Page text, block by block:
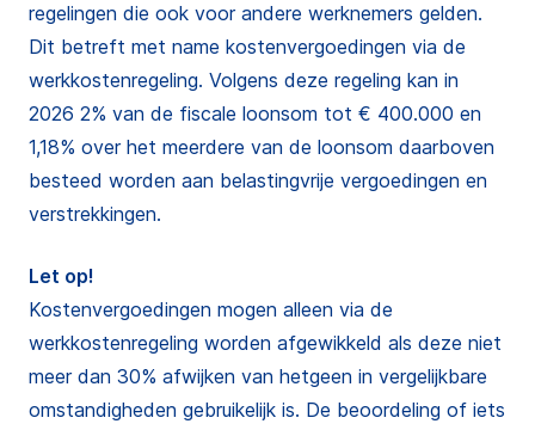
regelingen die ook voor andere werknemers gelden.
Dit betreft met name kostenvergoedingen via de
werkkostenregeling. Volgens deze regeling kan in
2026 2% van de fiscale loonsom tot € 400.000 en
1,18% over het meerdere van de loonsom daarboven
besteed worden aan belastingvrije vergoedingen en
verstrekkingen.
Let op!
Kostenvergoedingen mogen alleen via de
werkkostenregeling worden afgewikkeld als deze niet
meer dan 30% afwijken van hetgeen in vergelijkbare
omstandigheden gebruikelijk is. De beoordeling of iets